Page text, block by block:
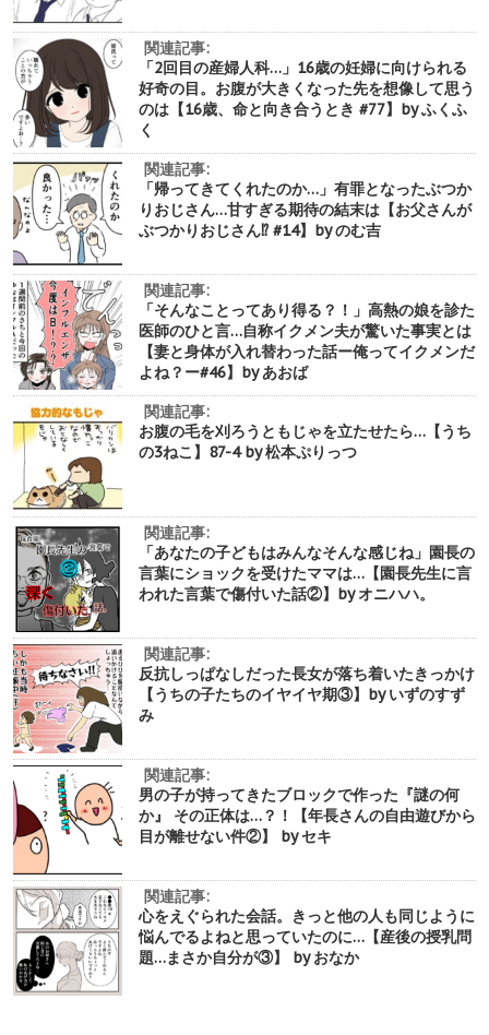
関連記事:
「2回目の産婦人科…」16歳の妊婦に向けられる
好奇の目。お腹が大きくなった先を想像して思う
のは【16歳、命と向き合うとき #77】by ふくふ
く
関連記事:
「帰ってきてくれたのか…」有罪となったぶつか
りおじさん…甘すぎる期待の結末は【お父さんが
ぶつかりおじさん⁉︎ #14】by のむ吉
関連記事:
「そんなことってあり得る？！」高熱の娘を診た
医師のひと言…自称イクメン夫が驚いた事実とは
【妻と身体が入れ替わった話ー俺ってイクメンだ
よね？ー#46】by あおば
関連記事:
お腹の毛を刈ろうともじゃを立たせたら…【うち
の3ねこ】87-4 by 松本ぷりっつ
関連記事:
「あなたの子どもはみんなそんな感じね」園長の
言葉にショックを受けたママは…【園長先生に言
われた言葉で傷付いた話②】by オニハハ。
関連記事:
反抗しっぱなしだった長女が落ち着いたきっかけ
【うちの子たちのイヤイヤ期③】by いずのすず
み
関連記事:
男の子が持ってきたブロックで作った『謎の何
か』 その正体は…？！【年長さんの自由遊びから
目が離せない件②】 by セキ
関連記事:
心をえぐられた会話。きっと他の人も同じように
悩んでるよねと思っていたのに…【産後の授乳問
題…まさか自分が③】 by おなか